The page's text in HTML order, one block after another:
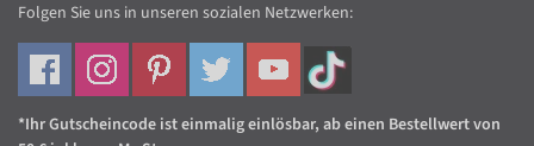
Folgen Sie uns in unseren sozialen Netzwerken:
*Ihr Gutscheincode ist einmalig einlösbar, ab einen Bestellwert von